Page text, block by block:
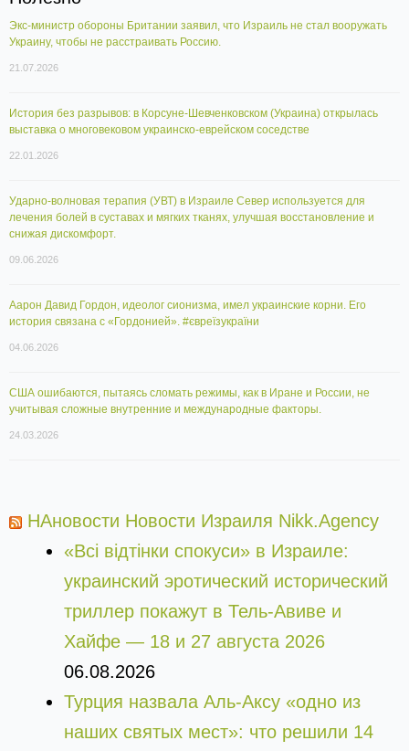
Экс-министр обороны Британии заявил, что Израиль не стал вооружать
Украину, чтобы не расстраивать Россию.
21.07.2026
История без разрывов: в Корсуне-Шевченковском (Украина) открылась
выставка о многовековом украинско-еврейском соседстве
22.01.2026
Ударно-волновая терапия (УВТ) в Израиле Север используется для
лечения болей в суставах и мягких тканях, улучшая восстановление и
снижая дискомфорт.
09.06.2026
Аарон Давид Гордон, идеолог сионизма, имел украинские корни. Его
история связана с «Гордонией». #євреїзукраїни
04.06.2026
США ошибаются, пытаясь сломать режимы, как в Иране и России, не
учитывая сложные внутренние и международные факторы.
24.03.2026
НАновости Новости Израиля Nikk.Agency
«Всі відтінки спокуси» в Израиле:
украинский эротический исторический
триллер покажут в Тель-Авиве и
Хайфе — 18 и 27 августа 2026
06.08.2026
Турция назвала Аль-Аксу «одно из
наших святых мест»: что решили 14